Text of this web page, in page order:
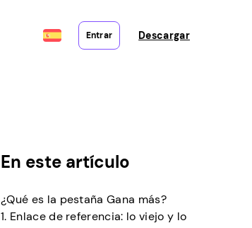
Entrar Descargar
En este artículo
¿Qué es la pestaña Gana más?
1. Enlace de referencia: lo viejo y lo